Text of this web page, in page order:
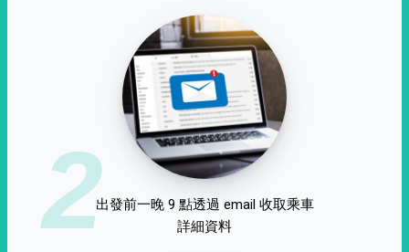
2出發前一晚 9 點透過 email 收取乘車
詳細資料